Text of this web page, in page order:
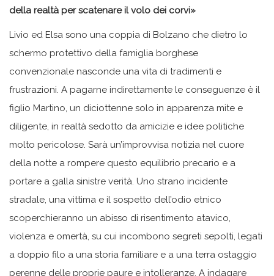
della realtà per scatenare il volo dei corvi»
Livio ed Elsa sono una coppia di Bolzano che dietro lo
schermo protettivo della famiglia borghese
convenzionale nasconde una vita di tradimenti e
frustrazioni. A pagarne indirettamente le conseguenze è il
figlio Martino, un diciottenne solo in apparenza mite e
diligente, in realtà sedotto da amicizie e idee politiche
molto pericolose. Sarà un’improvvisa notizia nel cuore
della notte a rompere questo equilibrio precario e a
portare a galla sinistre verità. Uno strano incidente
stradale, una vittima e il sospetto dell’odio etnico
scoperchieranno un abisso di risentimento atavico,
violenza e omertà, su cui incombono segreti sepolti, legati
a doppio filo a una storia familiare e a una terra ostaggio
perenne delle proprie paure e intolleranze. A indagare